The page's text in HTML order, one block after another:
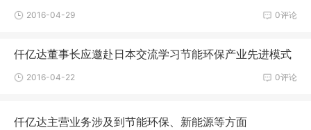
0评论
2016-04-29
仟亿达董事长应邀赴日本交流学习节能环保产业先进模式
0评论
2016-04-22
仟亿达主营业务涉及到节能环保、新能源等方面